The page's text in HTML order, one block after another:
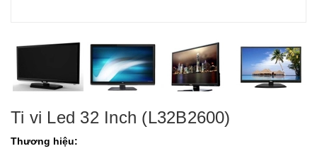
Ti vi Led 32 Inch (L32B2600)
Thương hiệu: